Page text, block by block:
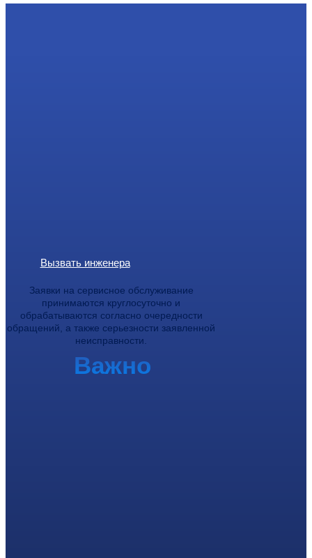
Вызвать инженера
Заявки на сервисное обслуживание
принимаются круглосуточно и
обрабатываются согласно очередности
обращений, а также серьезности заявленной
неисправности.
Важно